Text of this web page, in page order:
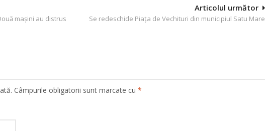
Articolul următor
Se redeschide Piața de Vechituri din municipiul Satu Mare
mașini au distrus
Câmpurile obligatorii sunt marcate cu *